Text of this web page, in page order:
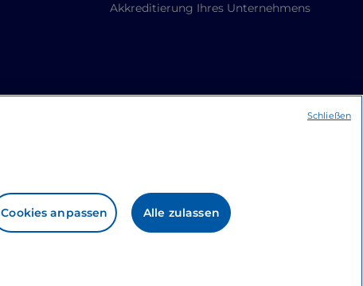
Akkreditierung Ihres Unternehmens
Cookies anpassen Alle zulassen
Schließen